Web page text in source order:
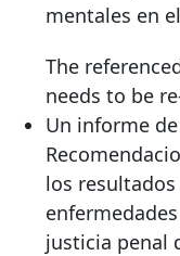
mentales en
The
needs to be
Un informe
los
justicia penal